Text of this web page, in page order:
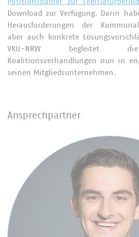
Download zur Verfügung. Darin
Herausforderungen der
aber auch konkrete
VKU-NRW begleitet
Koalitionsverhandlungen nun in
seinen Mitgliedsunternehmen.
Ansprechpartner